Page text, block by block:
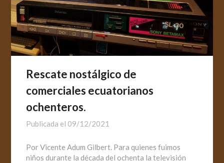
Rescate nostálgico de
comerciales ecuatorianos
ochenteros.
Publicada el 09/12/2021
Por Vicente Adum Gilbert. Para quienes fuimos
niños durante la década del ochenta la televisión